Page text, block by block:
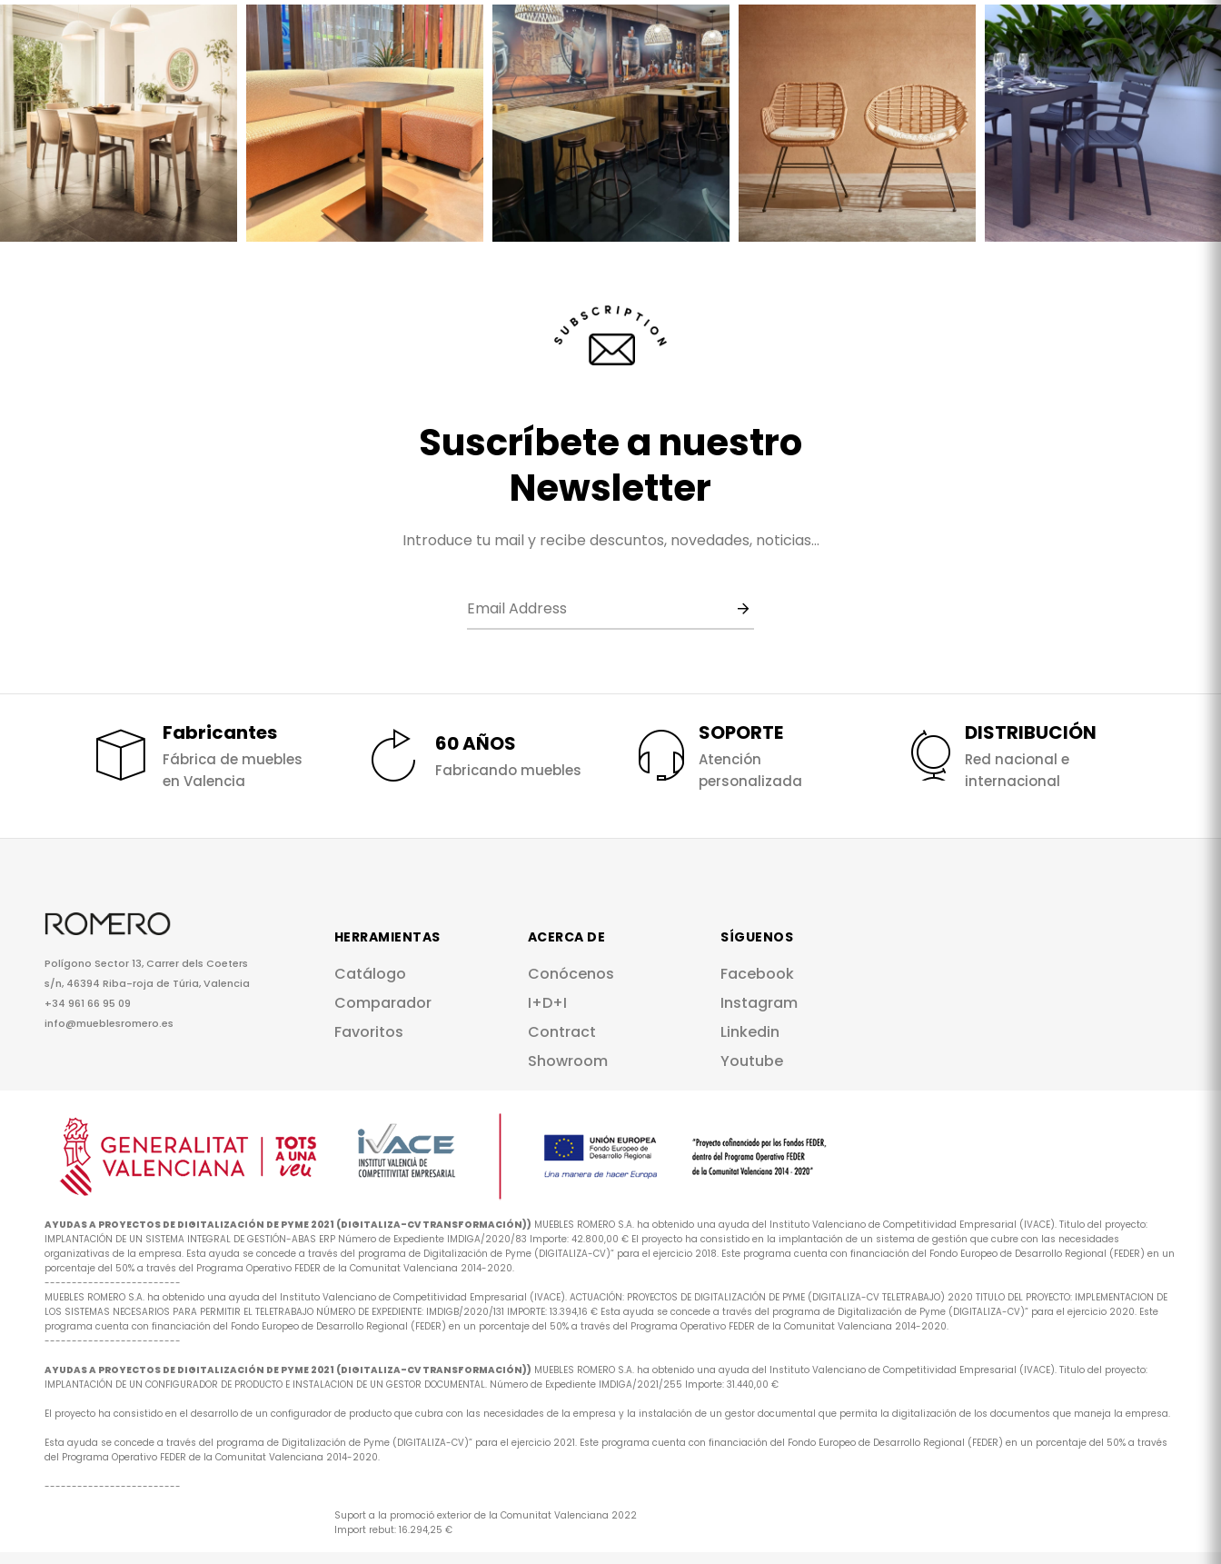
Suscríbete a nuestro
Newsletter
Introduce tu mail y recibe descuntos, novedades, noticias...
Fabricantes
Fábrica de muebles
en Valencia
60 AÑOS
Fabricando muebles
SOPORTE
Atención
personalizada
DISTRIBUCIÓN
Red nacional e
internacional
Polígono Sector 13, Carrer dels Coeters
s/n, 46394 Riba-roja de Túria, Valencia
+34 961 66 95 09
info@mueblesromero.es
HERRAMIENTAS
Catálogo
Comparador
Favoritos
ACERCA DE
Conócenos
I+D+I
Contract
Showroom
SÍGUENOS
Facebook
Instagram
Linkedin
Youtube
AYUDAS A PROYECTOS DE DIGITALIZACIÓN DE PYME 2021 (DIGITALIZA-CV TRANSFORMACIÓN)) MUEBLES ROMERO S.A. ha obtenido una ayuda del Instituto Valenciano de Competitividad Empresarial (IVACE). Titulo del proyecto:
IMPLANTACIÓN DE UN SISTEMA INTEGRAL DE GESTIÓN-ABAS ERP Número de Expediente IMDIGA/2020/83 Importe: 42.800,00 € El proyecto ha consistido en la implantación de un sistema de gestión que cubre con las necesidades
organizativas de la empresa. Esta ayuda se concede a través del programa de Digitalización de Pyme (DIGITALIZA-CV)” para el ejercicio 2018. Este programa cuenta con financiación del Fondo Europeo de Desarrollo Regional (FEDER) en un
porcentaje del 50% a través del Programa Operativo FEDER de la Comunitat Valenciana 2014-2020.
-------------------------
MUEBLES ROMERO S.A. ha obtenido una ayuda del Instituto Valenciano de Competitividad Empresarial (IVACE). ACTUACIÓN: PROYECTOS DE DIGITALIZACIÓN DE PYME (DIGITALIZA-CV TELETRABAJO) 2020 TITULO DEL PROYECTO: IMPLEMENTACION DE
LOS SISTEMAS NECESARIOS PARA PERMITIR EL TELETRABAJO NÚMERO DE EXPEDIENTE: IMDIGB/2020/131 IMPORTE: 13.394,16 € Esta ayuda se concede a través del programa de Digitalización de Pyme (DIGITALIZA-CV)” para el ejercicio 2020. Este
programa cuenta con financiación del Fondo Europeo de Desarrollo Regional (FEDER) en un porcentaje del 50% a través del Programa Operativo FEDER de la Comunitat Valenciana 2014-2020.
-------------------------
AYUDAS A PROYECTOS DE DIGITALIZACIÓN DE PYME 2021 (DIGITALIZA-CV TRANSFORMACIÓN)) MUEBLES ROMERO S.A. ha obtenido una ayuda del Instituto Valenciano de Competitividad Empresarial (IVACE). Titulo del proyecto:
IMPLANTACIÓN DE UN CONFIGURADOR DE PRODUCTO E INSTALACION DE UN GESTOR DOCUMENTAL. Número de Expediente IMDIGA/2021/255 Importe: 31.440,00 €
El proyecto ha consistido en el desarrollo de un configurador de producto que cubra con las necesidades de la empresa y la instalación de un gestor documental que permita la digitalización de los documentos que maneja la empresa.
Esta ayuda se concede a través del programa de Digitalización de Pyme (DIGITALIZA-CV)” para el ejercicio 2021. Este programa cuenta con financiación del Fondo Europeo de Desarrollo Regional (FEDER) en un porcentaje del 50% a través
del Programa Operativo FEDER de la Comunitat Valenciana 2014-2020.
-------------------------
Suport a la promoció exterior de la Comunitat Valenciana 2022
Import rebut: 16.294,25 €